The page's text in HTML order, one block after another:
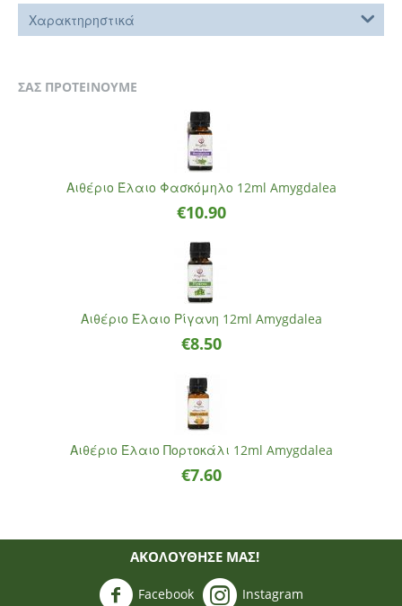
Χαρακτηρηστικά
ΣΑΣ ΠΡΟΤΕΙΝΟΥΜΕ
Αιθέριο Έλαιο Φασκόμηλο 12ml Amygdalea
€10.90
Αιθέριο Έλαιο Ρίγανη 12ml Amygdalea
€8.50
Αιθέριο Έλαιο Πορτοκάλι 12ml Amygdalea
€7.60
ΑΚΟΛΟΥΘΗΣΈ ΜΑΣ!
Facebook Instagram